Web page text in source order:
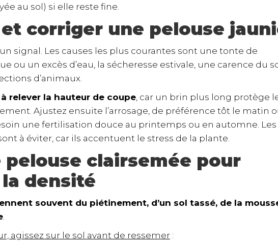
au sol) si elle reste fine.
corriger une pelouse
signal. Les causes les plus courantes sont une tonte de
ou un excès d’eau, la sécheresse estivale, une carence du
d’animaux.
relever la hauteur de coupe , car un brin plus long protège
Ajustez ensuite l’arrosage, de préférence tôt le matin
une fertilisation douce au printemps ou en automne. Les
à éviter, car ils accentuent le stress de la plante.
pelouse clairsemée pour
densité
souvent du piétinement, d’un sol tassé, de la
agissez sur le sol avant de ressemer :